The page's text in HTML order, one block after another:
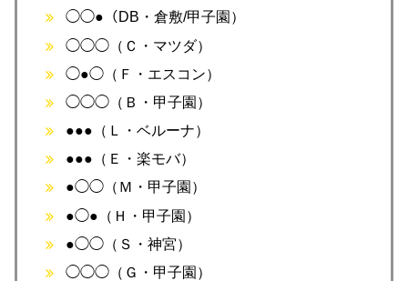
◯◯●（DB・倉敷/甲子園）
◯◯◯（Ｃ・マツダ）
◯●◯（Ｆ・エスコン）
◯◯◯（Ｂ・甲子園）
●●●（Ｌ・ベルーナ）
●●●（Ｅ・楽モバ）
●◯◯（Ｍ・甲子園）
●◯●（Ｈ・甲子園）
●◯◯（Ｓ・神宮）
◯◯◯（Ｇ・甲子園）